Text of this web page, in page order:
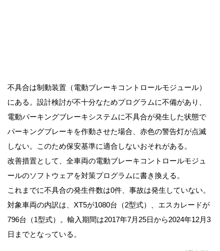
不具合は制動装置（電動ブレーキコントロールモジュール）
にある。設計検討が不十分なためプログラムに不備があり、
電動パーキングブレーキシステムに不具合が発生した状態で
パーキングブレーキを作動させた場合、赤色の警告灯が点滅
しない。このため保安基準に適合しないおそれがある。
改善措置として、全車両の電動ブレーキコントロールモジュ
ールのソフトウェアを対策プログラムに書き換える。
これまでに不具合の発生件数は0件、事故は発生していない。
対象車両の内訳は、XT5が1080台（2型式）、エスカレードが
796台（1型式）。輸入期間は2017年7月25日から2024年12月3
日までとなっている。